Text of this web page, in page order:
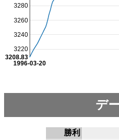
1996-03-20
3220
3240
3260
3280
3208.83
デ
勝利